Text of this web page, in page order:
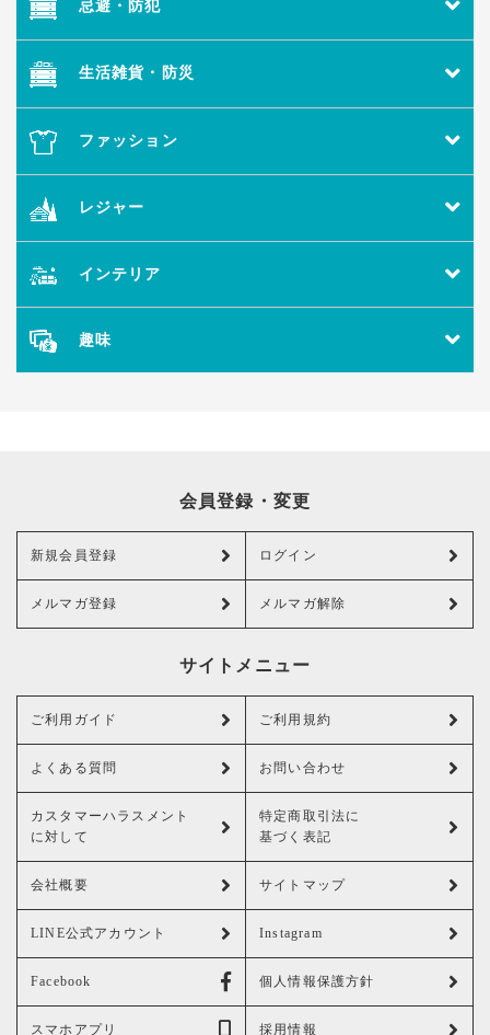
忌避・防犯
生活雑貨・防災
ファッション
レジャー
インテリア
趣味
会員登録・変更
新規会員登録 ログイン
メルマガ登録 メルマガ解除
サイトメニュー
ご利用ガイド ご利用規約
よくある質問 お問い合わせ
カスタマーハラスメント
に対して
特定商取引法に
基づく表記
会社概要 サイトマップ
LINE公式アカウント Instagram
Facebook 個人情報保護方針
スマホアプリ 採用情報